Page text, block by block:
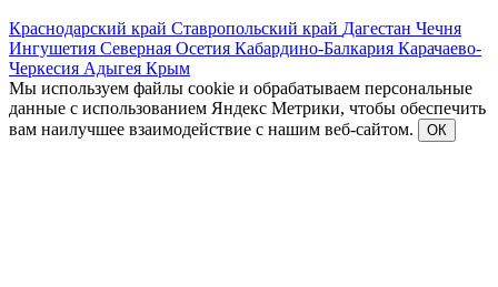
Краснодарский край Ставропольский край Дагестан Чечня
Ингушетия Северная Осетия Кабардино-Балкария Карачаево-
Черкесия Адыгея Крым
Мы используем файлы cookie и обрабатываем персональные
данные с использованием Яндекс Метрики, чтобы обеспечить
вам наилучшее взаимодействие с нашим веб-сайтом.
ОК